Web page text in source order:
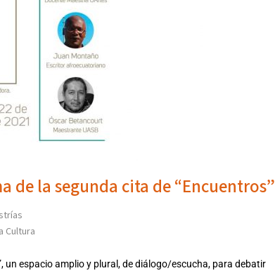
la segunda cita de “Encuentros”
Cultura
un espacio amplio y plural, de diálogo/escucha, para debatir